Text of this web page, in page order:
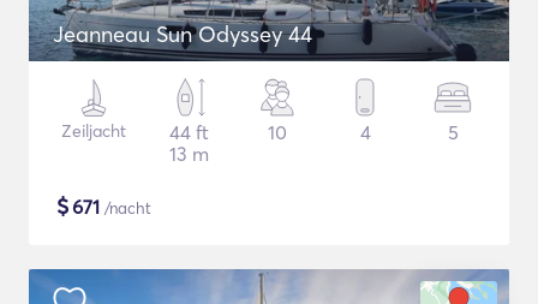
Jeanneau Sun Odyssey 44
Zeiljacht
44 ft
13 m
10 4 5
$671 /nacht